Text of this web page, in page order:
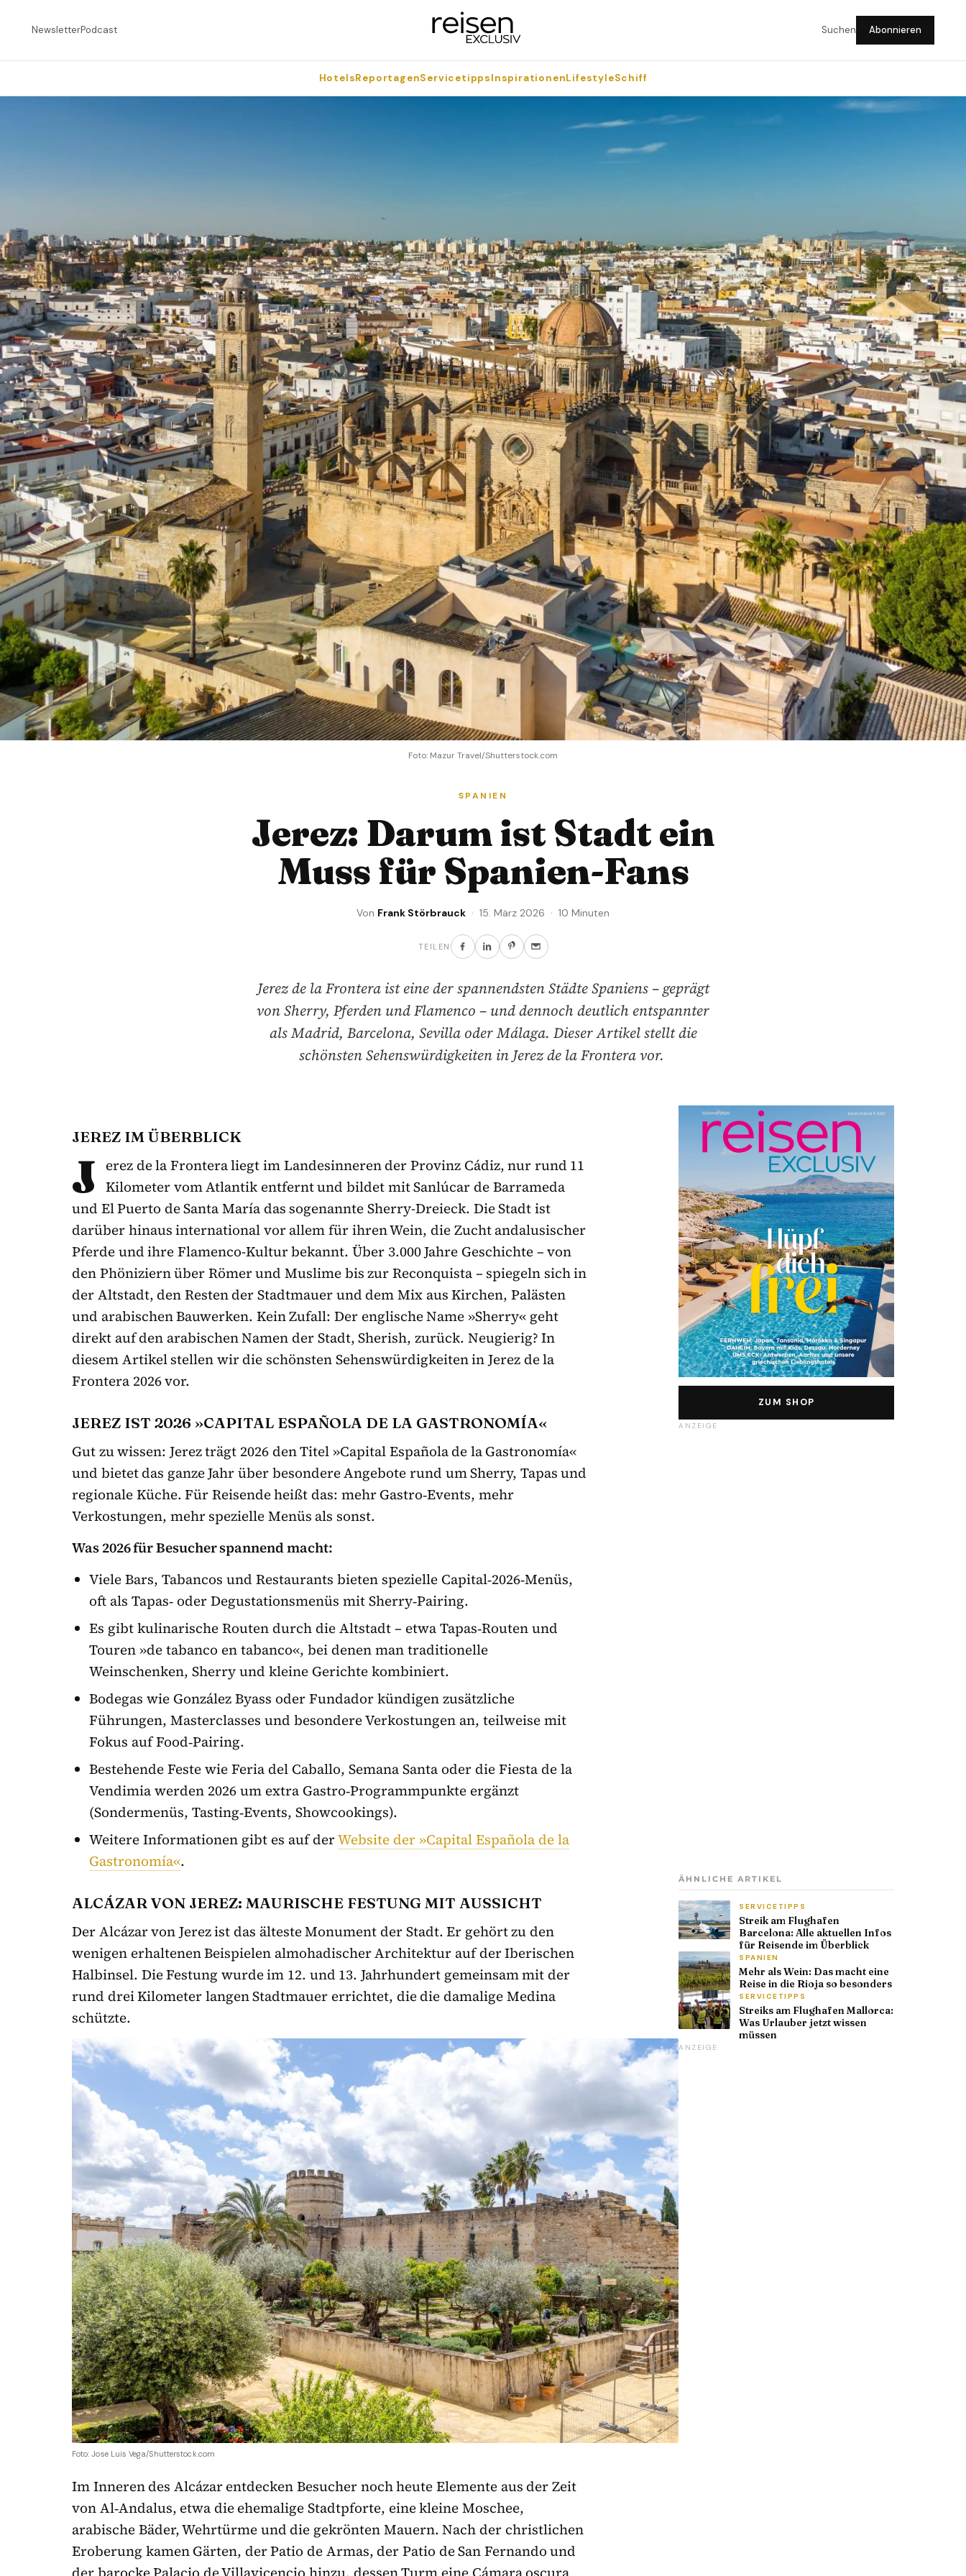
NewsletterPodcast Suchen Abonnieren
HotelsReportagenServicetippsInspirationenLifestyleSchiff
Foto: Mazur Travel/Shutterstock.com
SPANIEN
Jerez: Darum ist Stadt ein
Muss für Spanien-Fans
Von Frank Störbrauck · 15. März 2026 · 10 Minuten
TEILEN
Jerez de la Frontera ist eine der spannendsten Städte Spaniens – geprägt
von Sherry, Pferden und Flamenco – und dennoch deutlich entspannter
als Madrid, Barcelona, Sevilla oder Málaga. Dieser Artikel stellt die
schönsten Sehenswürdigkeiten in Jerez de la Frontera vor.
JEREZ IM ÜBERBLICK
J
erez de la Frontera liegt im Landesinneren der Provinz Cádiz, nur rund 11
Kilometer vom Atlantik entfernt und bildet mit Sanlúcar de Barrameda
und El Puerto de Santa María das sogenannte Sherry-Dreieck. Die Stadt ist
darüber hinaus international vor allem für ihren Wein, die Zucht andalusischer
Pferde und ihre Flamenco-Kultur bekannt. Über 3.000 Jahre Geschichte – von
den Phöniziern über Römer und Muslime bis zur Reconquista – spiegeln sich in
der Altstadt, den Resten der Stadtmauer und dem Mix aus Kirchen, Palästen
und arabischen Bauwerken. Kein Zufall: Der englische Name »Sherry« geht
direkt auf den arabischen Namen der Stadt, Sherish, zurück. Neugierig? In
diesem Artikel stellen wir die schönsten Sehenswürdigkeiten in Jerez de la
Frontera 2026 vor.
JEREZ IST 2026 »CAPITAL ESPAÑOLA DE LA GASTRONOMÍA«
Gut zu wissen: Jerez trägt 2026 den Titel »Capital Española de la Gastronomía«
und bietet das ganze Jahr über besondere Angebote rund um Sherry, Tapas und
regionale Küche. Für Reisende heißt das: mehr Gastro‑Events, mehr
Verkostungen, mehr spezielle Menüs als sonst.
Was 2026 für Besucher spannend macht:
Viele Bars, Tabancos und Restaurants bieten spezielle Capital‑2026‑Menüs,
oft als Tapas‑ oder Degustationsmenüs mit Sherry‑Pairing.
Es gibt kulinarische Routen durch die Altstadt – etwa Tapas‑Routen und
Touren »de tabanco en tabanco«, bei denen man traditionelle
Weinschenken, Sherry und kleine Gerichte kombiniert.
Bodegas wie González Byass oder Fundador kündigen zusätzliche
Führungen, Masterclasses und besondere Verkostungen an, teilweise mit
Fokus auf Food‑Pairing.
Bestehende Feste wie Feria del Caballo, Semana Santa oder die Fiesta de la
Vendimia werden 2026 um extra Gastro‑Programmpunkte ergänzt
(Sondermenüs, Tasting‑Events, Showcookings).
Weitere Informationen gibt es auf derWebsite der »Capital Española de la
Gastronomía«.
ALCÁZAR VON JEREZ: MAURISCHE FESTUNG MIT AUSSICHT
Der Alcázar von Jerez ist das älteste Monument der Stadt. Er gehört zu den
wenigen erhaltenen Beispielen almohadischer Architektur auf der Iberischen
Halbinsel. Die Festung wurde im 12. und 13. Jahrhundert gemeinsam mit der
rund drei Kilometer langen Stadtmauer errichtet, die die damalige Medina
schützte.
Foto: Jose Luis Vega/Shutterstock.com
Im Inneren des Alcázar entdecken Besucher noch heute Elemente aus der Zeit
von Al‑Andalus, etwa die ehemalige Stadtpforte, eine kleine Moschee,
arabische Bäder, Wehrtürme und die gekrönten Mauern. Nach der christlichen
Eroberung kamen Gärten, der Patio de Armas, der Patio de San Fernando und
ZUM SHOP
ANZEIGE
ÄHNLICHE ARTIKEL
SERVICETIPPS
Streik am Flughafen
Barcelona: Alle aktuellen Infos
für Reisende im Überblick
SPANIEN
Mehr als Wein: Das macht eine
Reise in die Rioja so besonders
SERVICETIPPS
Streiks am Flughafen Mallorca:
Was Urlauber jetzt wissen
müssen
ANZEIGE